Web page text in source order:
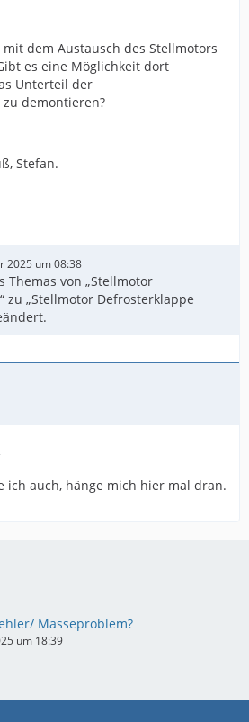
dem Austausch des Stellmotors
es eine Möglichkeit dort
Unterteil der
demontieren?
Stefan.
2025 um 08:38
Themas von „Stellmotor
zu „Stellmotor Defrosterklappe
ich auch, hänge mich hier mal dran.
Masseproblem?
um 18:39